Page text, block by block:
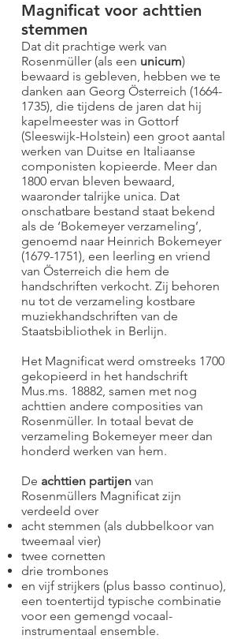
Magnificat voor achttien
stemmen
Dat dit prachtige werk van
Rosenmüller (als een unicum)
bewaard is gebleven, hebben we te
danken aan Georg Österreich (1664-
1735), die tijdens de jaren dat hij
kapelmeester was in Gottorf
(Sleeswijk-Holstein) een groot aantal
werken van Duitse en Italiaanse
componisten kopieerde. Meer dan
1800 ervan bleven bewaard,
waaronder talrijke unica. Dat
onschatbare bestand staat bekend
als de ‘Bokemeyer verzameling’,
genoemd naar Heinrich Bokemeyer
(1679-1751), een leerling en vriend
van Österreich die hem de
handschriften verkocht. Zij behoren
nu tot de verzameling kostbare
muziekhandschriften van de
Staatsbibliothek in Berlijn.
Het Magnificat werd omstreeks 1700
gekopieerd in het handschrift
Mus.ms. 18882, samen met nog
achttien andere composities van
Rosenmüller. In totaal bevat de
verzameling Bokemeyer meer dan
honderd werken van hem.
De achttien partijen van
Rosenmüllers Magnificat zijn
verdeeld over
acht stemmen (als dubbelkoor van
tweemaal vier)
twee cornetten
drie trombones
en vijf strijkers (plus basso continuo),
een toentertijd typische combinatie
voor een gemengd vocaal-
instrumentaal ensemble.